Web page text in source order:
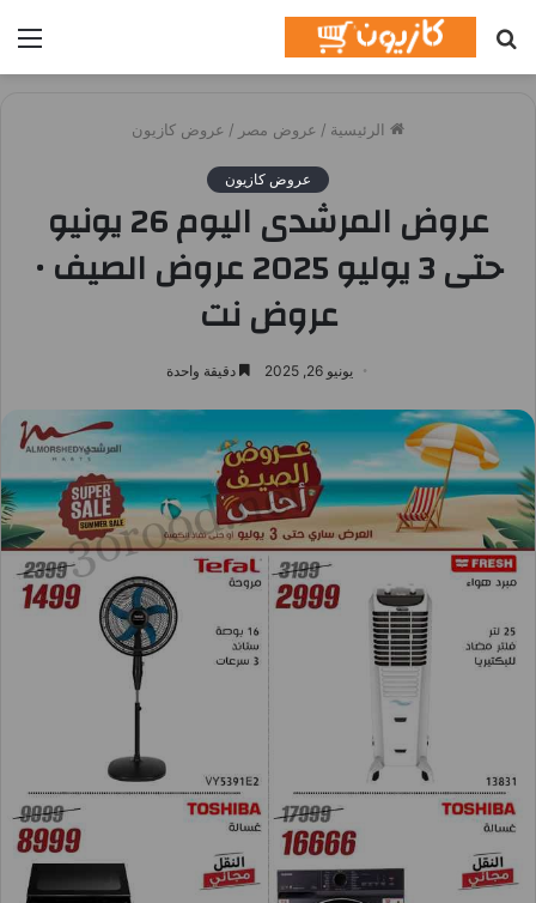
عن
الرئيسية / عروض مصر / عروض كازيون
عروض كازيون
عروض المرشدى اليوم 26 يونيو
حتى 3 يوليو 2025 عروض الصيف •
عروض نت
يونيو 26, 2025 دقيقة واحدة